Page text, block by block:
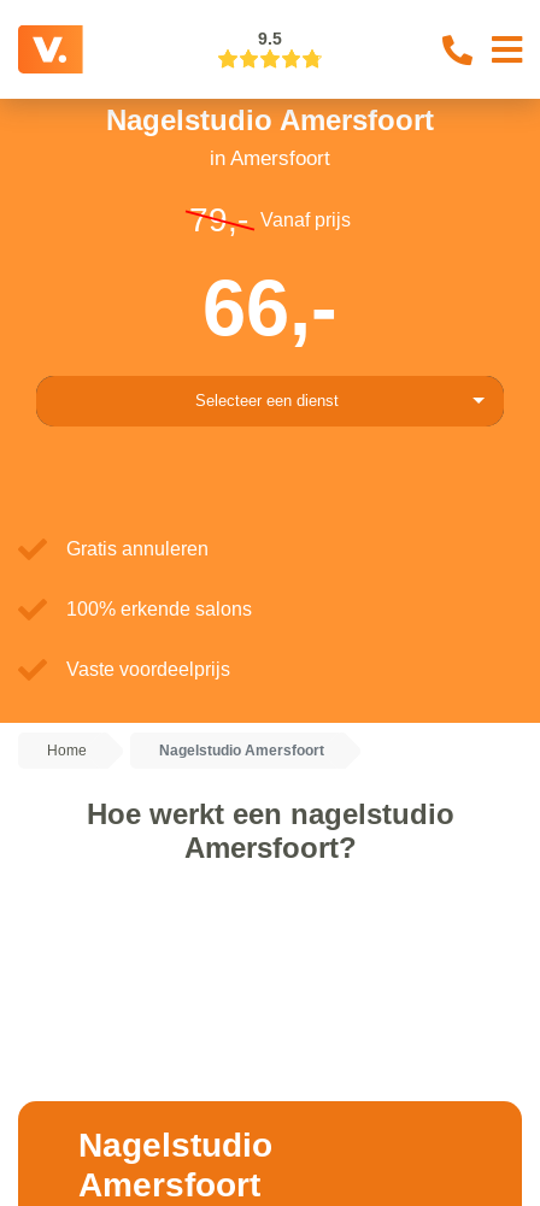
9.5
Nagelstudio Amersfoort
in Amersfoort
79,- Vanaf prijs
66,-
Selecteer een dienst
Gratis annuleren
100% erkende salons
Vaste voordeelprijs
Home Nagelstudio Amersfoort
Hoe werkt een nagelstudio
Amersfoort?
Nagelstudio
Amersfoort